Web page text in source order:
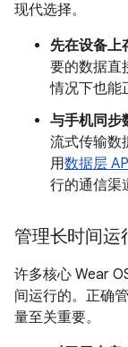
现代选择。
先在设备上
要的数据直
情况下也能
与手机同步
流式传输数
用数据层
行的通信渠
管理长时间运
许多核心 Wear
间运行的。正确
量至关重要。